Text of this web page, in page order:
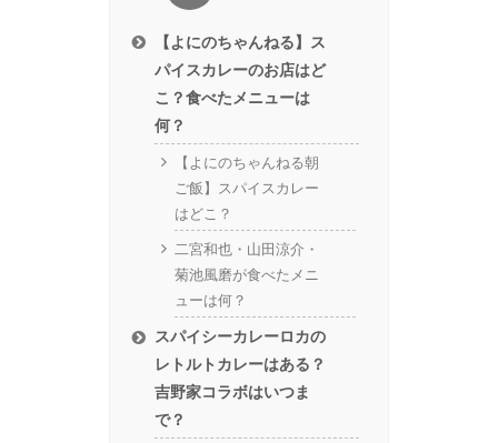
【よにのちゃんねる】ス
パイスカレーのお店はど
こ？食べたメニューは
何？
【よにのちゃんねる朝
ご飯】スパイスカレー
はどこ？
二宮和也・山田涼介・
菊池風磨が食べたメニ
ューは何？
スパイシーカレーロカの
レトルトカレーはある？
吉野家コラボはいつま
で？